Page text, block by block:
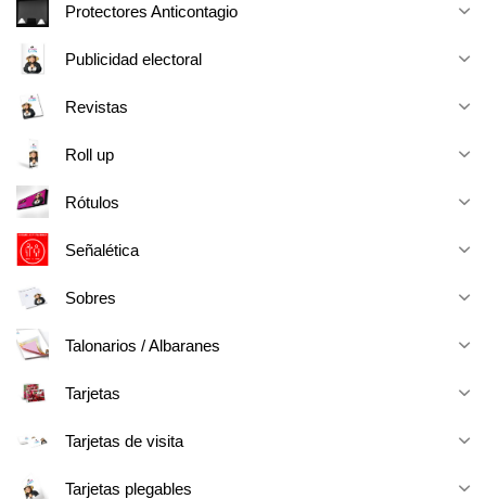
Protectores Anticontagio
Publicidad electoral
Revistas
Roll up
Rótulos
Señalética
Sobres
Talonarios / Albaranes
Tarjetas
Tarjetas de visita
Tarjetas plegables